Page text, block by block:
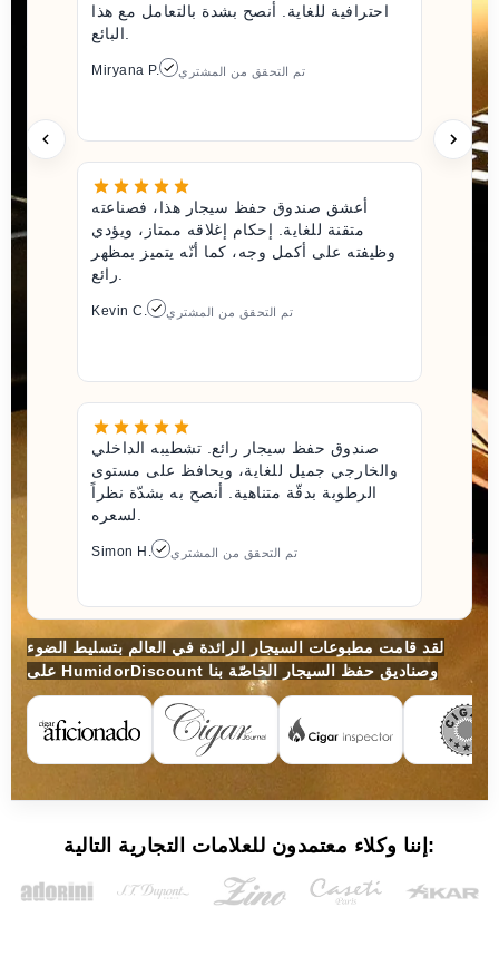
احترافية للغاية. أنصح بشدة بالتعامل مع هذا
Miryana P. تم التحقق من المشتري
أعشق صندوق حفظ سيجار هذا، فصناعته
متقنة للغاية. إحكام إغلاقه ممتاز، ويؤدي
وظيفته على أكمل وجه، كما أنّه يتميز بمظهر
Kevin C. تم التحقق من المشتري
صندوق حفظ سيجار رائع. تشطيبه الداخلي
والخارجي جميل للغاية، ويحافظ على مستوى
الرطوبة بدقّة متناهية. أنصح به بشدّة نظراً
Simon H. تم التحقق من المشتري
لقد قامت مطبوعات السيجار الرائدة في العالم بتسليط الضوء
على HumidorDiscount وصناديق حفظ السيجار الخاصّة بنا
إننا وكلاء معتمدون للعلامات التجارية التالية: